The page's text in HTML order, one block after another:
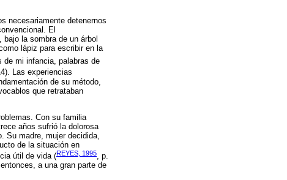
necesariamente detenernos
El
la sombra de un árbol
lápiz para escribir en la
de mi infancia, palabras de
Las experiencias
de su método,
que retrataban
Con su familia
años sufrió la dolorosa
Su madre, mujer decidida,
de la situación en
útil de vida (REYES, 1995, p.
a una gran parte de